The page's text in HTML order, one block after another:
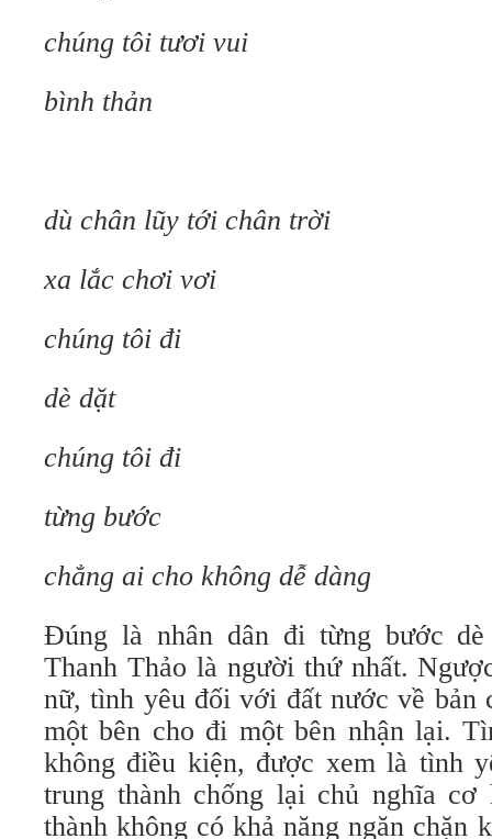
chúng tôi tươi vui
bình thản
dù chân lũy tới chân trời
xa lắc chơi vơi
chúng tôi đi
dè dặt
chúng tôi đi
từng bước
chẳng ai cho không dễ dàng
Đúng là nhân dân đi từng bước
Thanh Thảo là người thứ nhất.
nữ, tình yêu đối với đất nước về bản
một bên cho đi một bên nhận lại.
không điều kiện, được xem là tình
trung thành chống lại chủ nghĩa cơ
thành không có khả năng ngăn chặn